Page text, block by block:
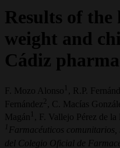
Results of
weight and
Cádiz
F. Mozo Alonso 1 , R.P.
Fernández
, C. Macías
Magán
1 , F. Vallejo Pérez de la
1 Farmacéuticos
del Colegio Oficial de